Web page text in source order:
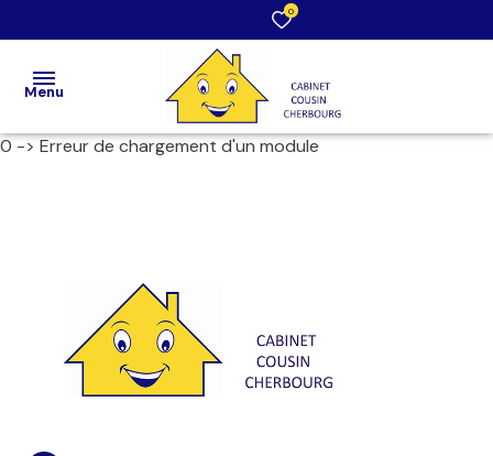
0
Menu
Estimation
/ Vendre
0 -> Erreur de chargement d'un module